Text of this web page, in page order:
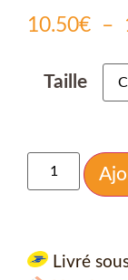
10.50€ –
Taille
Livré